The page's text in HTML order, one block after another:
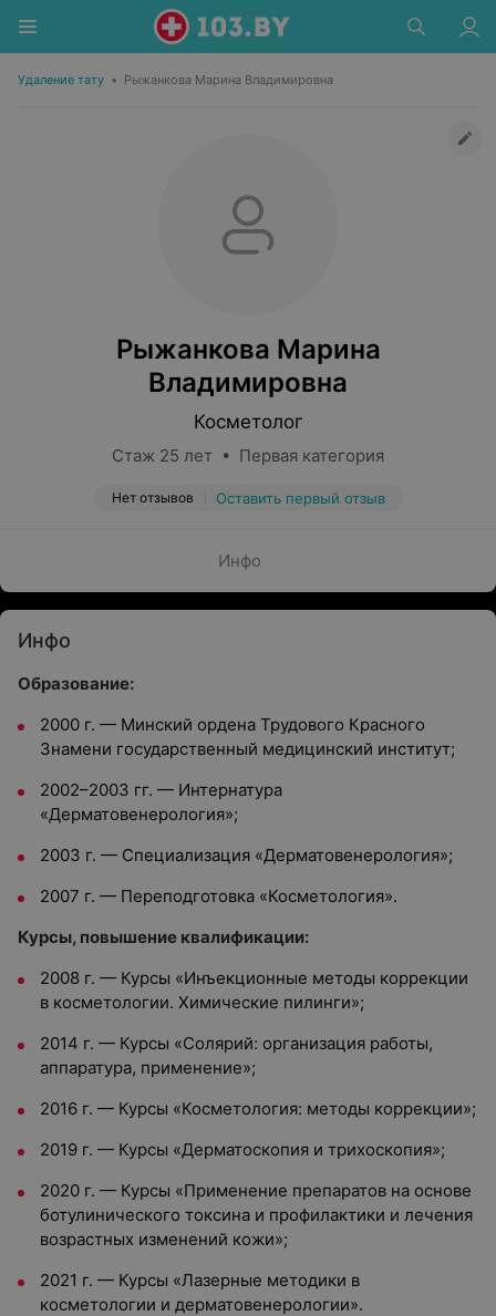
Удаление тату • Рыжанкова Марина Владимировна
Рыжанкова Марина
Владимировна
Косметолог
Стаж 25 лет • Первая категория
Нет отзывов Оставить первый отзыв
Инфо
Инфо
Образование:
2000 г. — Минский ордена Трудового Красного
Знамени государственный медицинский институт;
2002–2003 гг. — Интернатура
«Дерматовенерология»;
2003 г. — Специализация «Дерматовенерология»;
2007 г. — Переподготовка «Косметология».
Курсы, повышение квалификации:
2008 г. — Курсы «Инъекционные методы коррекции
в косметологии. Химические пилинги»;
2014 г. — Курсы «Солярий: организация работы,
аппаратура, применение»;
2016 г. — Курсы «Косметология: методы коррекции»;
2019 г. — Курсы «Дерматоскопия и трихоскопия»;
2020 г. — Курсы «Применение препаратов на основе
ботулинического токсина и профилактики и лечения
возрастных изменений кожи»;
2021 г. — Курсы «Лазерные методики в
косметологии и дерматовенерологии».